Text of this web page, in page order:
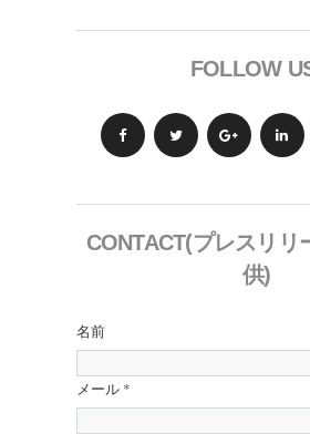
FOLLOW
CONTACT(プレスリリ
供)
名前
メール *